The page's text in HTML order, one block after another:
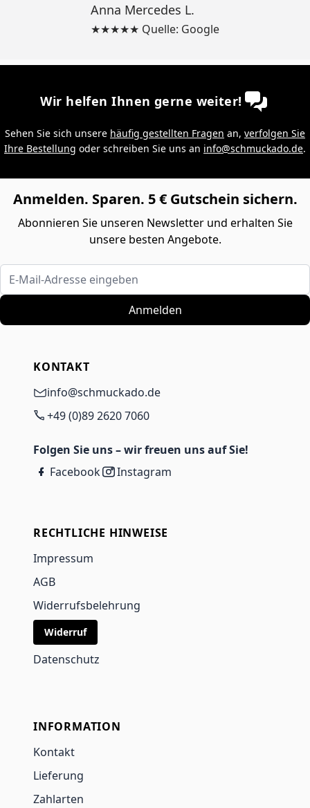
Anna Mercedes L.
★★★★★ Quelle: Google
Wir helfen Ihnen gerne weiter!
Sehen Sie sich unsere häufig gestellten Fragen an, verfolgen Sie
Ihre Bestellung oder schreiben Sie uns an info@schmuckado.de.
Anmelden. Sparen. 5 € Gutschein sichern.
Abonnieren Sie unseren Newsletter und erhalten Sie
unsere besten Angebote.
E-Mail-Adresse eingeben
Anmelden
KONTAKT
info@schmuckado.de
+49 (0)89 2620 7060
Folgen Sie uns – wir freuen uns auf Sie!
Facebook
Instagram
RECHTLICHE HINWEISE
Impressum
AGB
Widerrufsbelehrung
Widerruf
Datenschutz
INFORMATION
Kontakt
Lieferung
Zahlarten